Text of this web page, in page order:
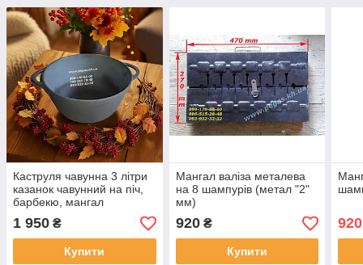
Каструля чавунна 3 літри
казанок чавунний на піч,
барбекю, мангал
1 950 ₴
Купити
Мангал валіза металева
на 8 шампурів (метал "2"
мм)
920₴
Купити
920